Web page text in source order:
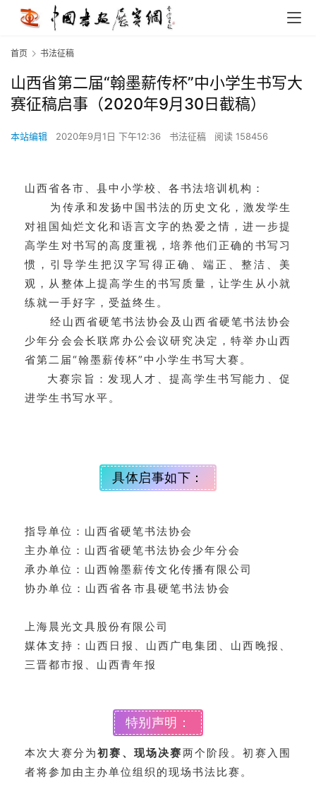
首页 书法征稿
山西省第二届“翰墨薪传杯”中小学生书写大
赛征稿启事（2020年9月30日截稿）
本站编辑 2020年9月1日 下午12:36 书法征稿 阅读 158456
山西省各市、县中小学校、各书法培训机构：
为传承和发扬中国书法的历史文化，激发学生
对祖国灿烂文化和语言文字的热爱之情，进一步提
高学生对书写的高度重视，培养他们正确的书写习
惯，引导学生把汉字写得正确、端正、整洁、美
观，从整体上提高学生的书写质量，让学生从小就
练就一手好字，受益终生。
经山西省硬笔书法协会及山西省硬笔书法协会
少年分会会长联席办公会议研究决定，特举办山西
省第二届“翰墨薪传杯”中小学生书写大赛。
大赛宗旨：发现人才、提高学生书写能力、促
进学生书写水平。
具体启事如下：
指导单位：山西省硬笔书法协会
主办单位：山西省硬笔书法协会少年分会
承办单位：山西翰墨薪传文化传播有限公司
协办单位：山西省各市县硬笔书法协会
上海晨光文具股份有限公司
媒体支持：山西日报、山西广电集团、山西晚报、
三晋都市报、山西青年报
特别声明：
本次大赛分为初赛、现场决赛两个阶段。初赛入围
者将参加由主办单位组织的现场书法比赛。